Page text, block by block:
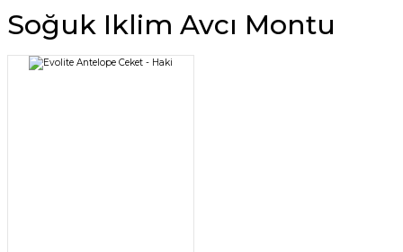
Soğuk Iklim Avcı Montu